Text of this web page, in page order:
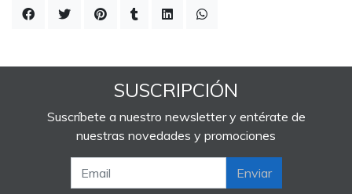
SUSCRIPCIÓN
Suscríbete a nuestro newsletter y entérate de
nuestras novedades y promociones
Enviar